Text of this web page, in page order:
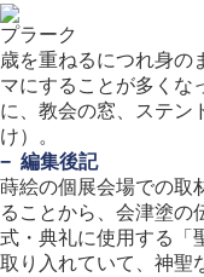
プラーク
歳を重ねるにつれ身の
マにすることが多くな
に、教会の窓、ステン
け）。
− 編集後記
蒔絵の個展会場での取
ることから、会津塗の
式・典礼に使用する「
取り入れていて、神聖